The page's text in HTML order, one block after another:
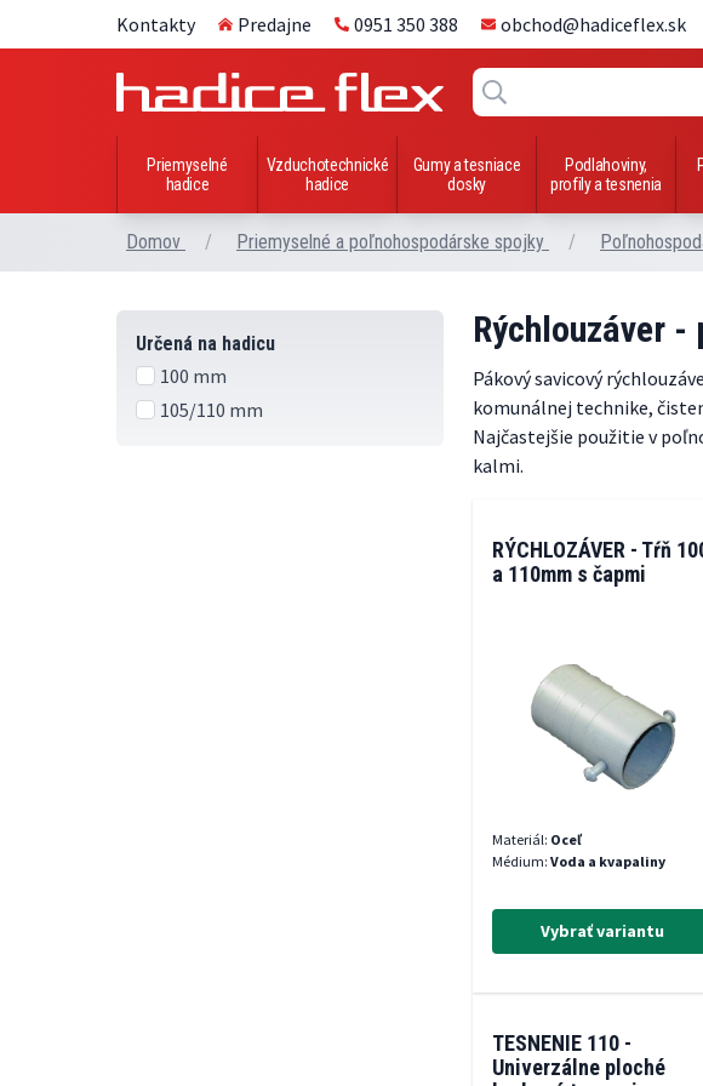
Kontakty Predajne 0951 350 388 obchod@hadiceflex.sk
Priemyselné
hadice
Vzduchotechnické
hadice
Gumy a tesniace
dosky
Podlahoviny,
profily a tesnenia
Domov / Priemyselné a poľnohospodárske spojky /
Určená na hadicu
100 mm
105/110 mm
Rýchlouzáver
Pákový savicový
komunálnej technike,
Najčastejšie použitie v
kalmi.
RÝCHLOZÁVER - Tŕň
a 110mm s čapmi
Materiál: Oceľ
Médium: Voda a kvapaliny
Vybrať variantu
TESNENIE 110 -
Univerzálne ploché